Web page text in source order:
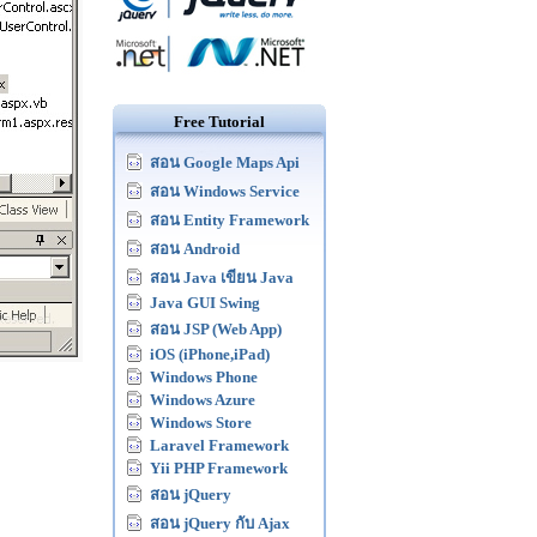
Free Tutorial
สอน Google Maps Api
สอน Windows Service
สอน Entity Framework
สอน Android
สอน Java เขียน Java
Java GUI Swing
สอน JSP (Web App)
iOS (iPhone,iPad)
Windows Phone
Windows Azure
Windows Store
Laravel Framework
Yii PHP Framework
สอน jQuery
สอน jQuery กับ Ajax